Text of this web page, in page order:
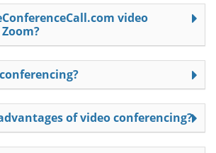
video
of video conferencing?